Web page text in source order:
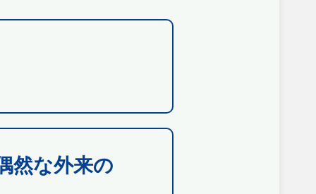
然な外来の